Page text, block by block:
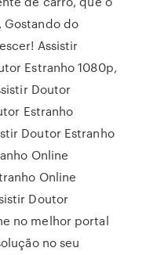
Gostando do
Assistir
Estranho 1080p,
Doutor
Estranho
Doutor Estranho
Online
Online
Doutor
no melhor portal
no seu